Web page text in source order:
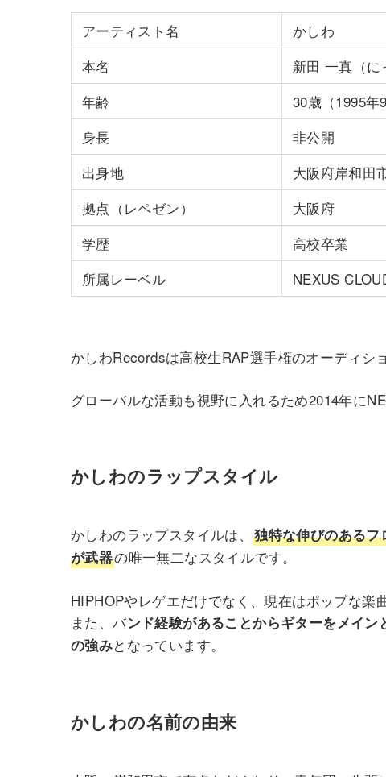
アーティスト名
かしわ
本名
新田 一真（に
年齢
30歳（1995年
身長
非公開
出身地
大阪府岸和田
拠点（レペゼン）
大阪府
学歴
高校卒業
所属レーベル
NEXUS
かしわRecordsは高校生RAP選手権のオーディシ
グローバルな活動も視野に入れるため2014年に
かしわのラップスタイル
かしわのラップスタイルは、独特な伸びのある
が武器の唯一無二なスタイルです。
HIPHOPやレゲエだけでなく、現在はポップな楽
また、バンド経験があることからギターをメイ
の強みとなっています。
かしわの名前の由来